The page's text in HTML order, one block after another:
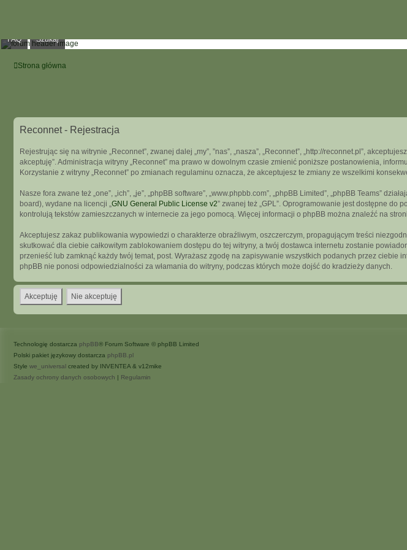
FAQ Szukaj
Strona główna
Reconnet - Rejestracja
Rejestrując się na witrynie „Reconnet”, zwanej dalej „my”, ”nas”, „nasza”, „Reconnet”, „http://reconnet.pl”,
akceptuję”. Administracja witryny „Reconnet” ma prawo w dowolnym czasie zmienić poniższe postanowienia,
Korzystanie z witryny „Reconnet” po zmianach regulaminu oznacza, że akceptujesz te zmiany ze wszelkimi
Nasze fora zwane też „one”, „ich”, „je”, „phpBB software”, „www.phpbb.com”, „phpBB Limited”, „phpBB Teams”
board), wydane na licencji „GNU General Public License v2” zwanej też „GPL”. Oprogramowanie jest dostępne do
kontrolują tekstów zamieszczanych w internecie za jego pomocą. Więcej informacji o phpBB można znaleźć na
Akceptujesz zakaz publikowania wypowiedzi o charakterze obraźliwym, oszczerczym, propagującym treści
skutkować dla ciebie całkowitym zablokowaniem dostępu do tej witryny, a twój dostawca internetu zostanie
przenieść lub zamknąć każdy twój temat, post. Wyrażasz zgodę na zapisywanie wszystkich podanych przez
phpBB nie ponosi odpowiedzialności za włamania do witryny, podczas których może dojść do kradzieży danych.
Technologię dostarcza phpBB® Forum Software © phpBB Limited
Polski pakiet językowy dostarcza phpBB.pl
Style we_universal created by INVENTEA & v12mike
Zasady ochrony danych osobowych | Regulamin